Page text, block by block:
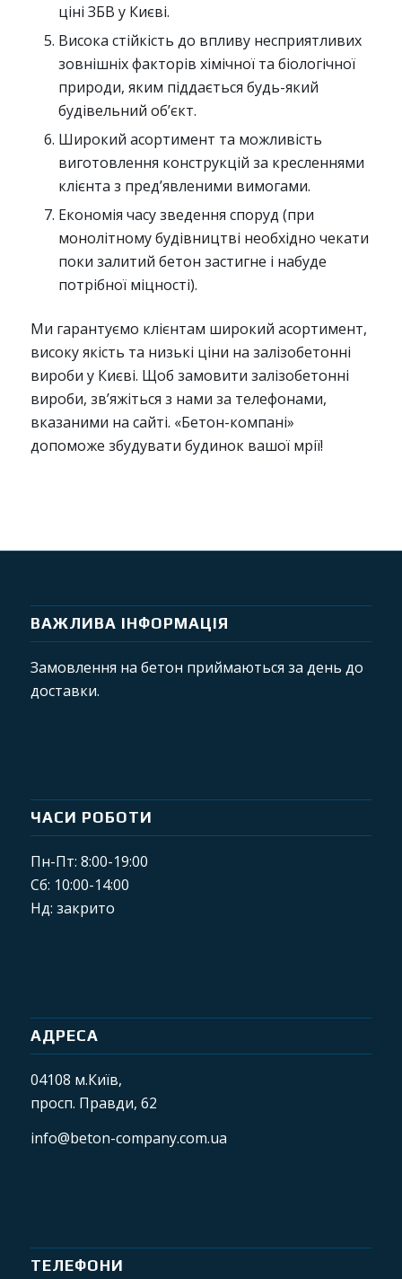
ціні ЗБВ у Києві.
Висока стійкість до впливу несприятливих
зовнішніх факторів хімічної та біологічної
природи, яким піддається будь-який
будівельний об’єкт.
Широкий асортимент та можливість
виготовлення конструкцій за кресленнями
клієнта з пред’явленими вимогами.
Економія часу зведення споруд (при
монолітному будівництві необхідно чекати
поки залитий бетон застигне і набуде
потрібної міцності).
Ми гарантуємо клієнтам широкий асортимент,
високу якість та низькі ціни на залізобетонні
вироби у Києві. Щоб замовити залізобетонні
вироби, зв’яжіться з нами за телефонами,
вказаними на сайті. «Бетон-компані»
допоможе збудувати будинок вашої мрії!
ВАЖЛИВА ІНФОРМАЦІЯ
Замовлення на бетон приймаються за день до
доставки.
ЧАСИ РОБОТИ
Пн-Пт: 8:00-19:00
Сб: 10:00-14:00
Нд: закрито
АДРЕСА
04108 м.Київ,
просп. Правди, 62
info@beton-company.com.ua
ТЕЛЕФОНИ